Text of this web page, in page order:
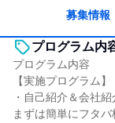
募集情報
プログラム内
プログラム内容
【実施プログラム】
・自己紹介＆会社紹
まずは簡単にフタ